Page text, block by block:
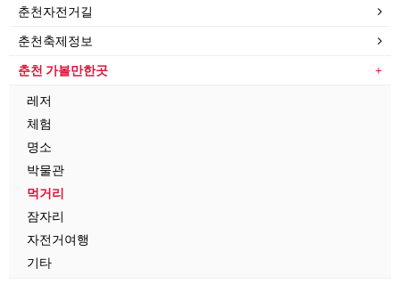
춘천자전거길
춘천축제정보
춘천 가볼만한곳
레저
체험
명소
박물관
먹거리
잠자리
자전거여행
기타